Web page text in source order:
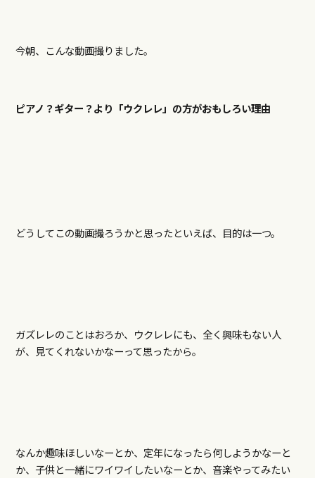
今朝、こんな動画撮りました。
ピアノ？ギター？より「ウクレレ」の方がおもしろい理由
どうしてこの動画撮ろうかと思ったといえば、目的は一つ。
ガズレレのことはおろか、ウクレレにも、全く興味もない人
が、見てくれないかなーって思ったから。
なんか趣味ほしいなーとか、定年になったら何しようかなーと
か、子供と一緒にワイワイしたいなーとか、音楽やってみたい